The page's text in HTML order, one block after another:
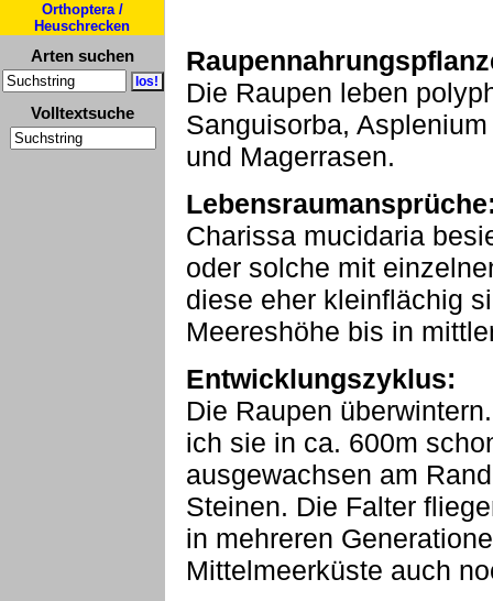
Orthoptera /
Heuschrecken
Arten suchen
Volltextsuche
Die Raupen leben
Sanguisorba,
und Magerrasen.
Charissa mucidaria
oder solche mit
diese eher kleinflächig
Meereshöhe bis in
Entwicklungszyklus:
Die Raupen
ich sie in ca. 600m
ausgewachsen am
Steinen. Die Falter
in mehreren
Mittelmeerküste auch